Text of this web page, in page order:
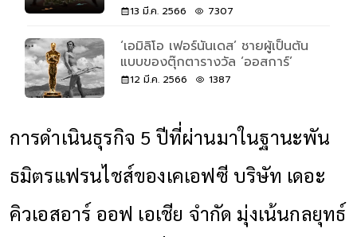
13 มี.ค. 2566 7307
‘เอมิลิโอ เฟอร์นันเดส’ ชายผู้เป็นต้น
แบบของตุ๊กตารางวัล ‘ออสการ์’
12 มี.ค. 2566 1387
การดำเนินธุรกิจ 5 ปีที่ผ่านมาในฐานะพัน
ธมิตรแฟรนไชส์ของเคเอฟซีบริษัท เดอะ
คิวเอสอาร์ ออฟ เอเชีย จำกัด มุ่งเน้นกลยุทธ์